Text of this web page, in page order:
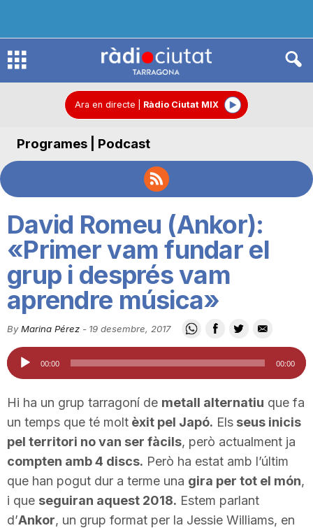
R
d
o
C
i
t
a
t
Ara en directe Ràdio Ciutat MIX
Programes | Podcast
David Romeu (Ankor):
«Primer vam fundar el
grup i després vam
aprendre música»
By Marina Pérez - 19 desembre, 2017
Reproductor
d'àudio
00:00 00:00
Hi ha un grup tarragoní de metall alternatiu que fa
un temps que té molt èxit pel Japó. Els seus inicis
pel territori no van ser fàcils, però actualment ja
compten amb 4 discs. Però ha estat amb l’últim
que han pogut dur a terme una gira per tot el món,
i que seguiran aquest 2018. Estem parlant
d’Ankor, un grup format per la Jessie Williams, en